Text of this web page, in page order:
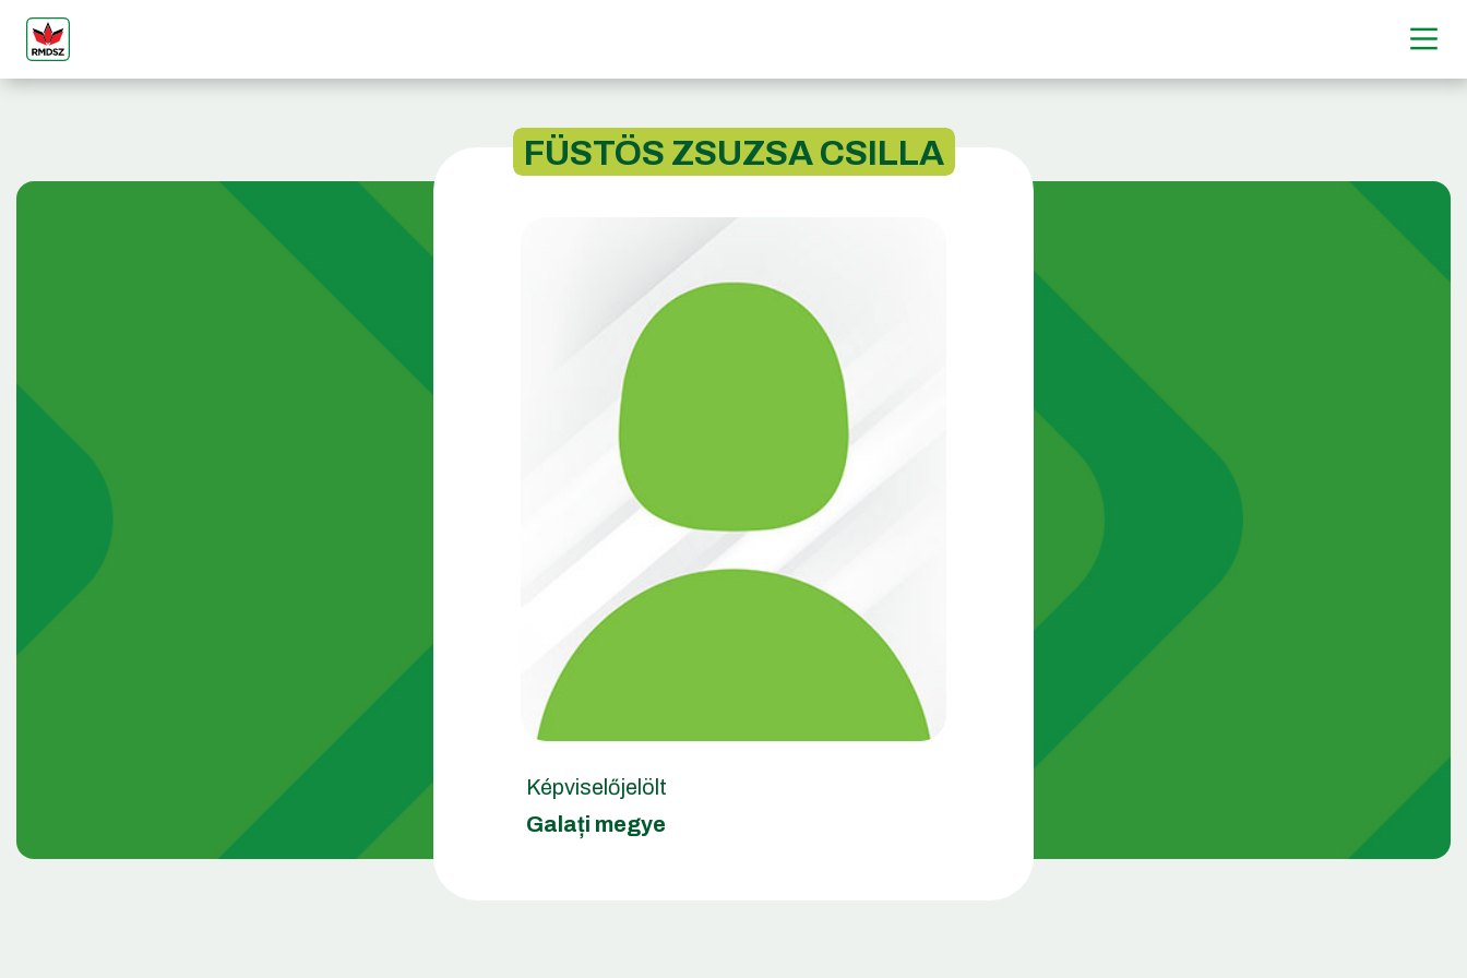
FÜSTÖS ZSUZSA CSILLA
Képviselőjelölt
Galați megye